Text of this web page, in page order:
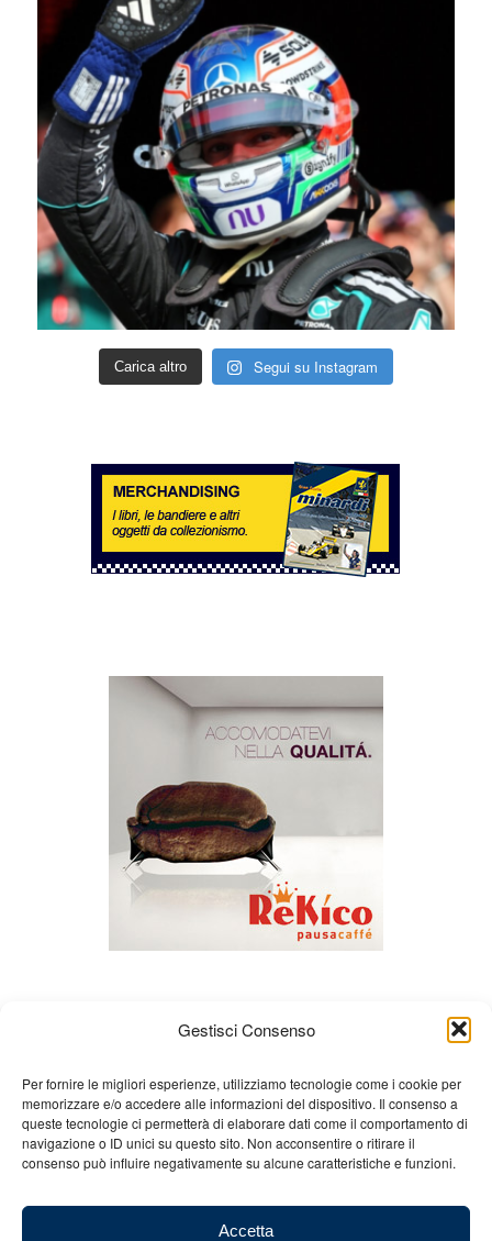
Gestisci Consenso
Per fornire le migliori esperienze, utilizziamo tecnologie come i cookie per
memorizzare e/o accedere alle informazioni del dispositivo. Il consenso a
queste tecnologie ci permetterà di elaborare dati come il comportamento di
navigazione o ID unici su questo sito. Non acconsentire o ritirare il
consenso può influire negativamente su alcune caratteristiche e funzioni.
Accetta
Carica altro Segui su Instagram
Chi siamo Gian Carlo Minardi
Gear
Merchandising
Partners Contatti